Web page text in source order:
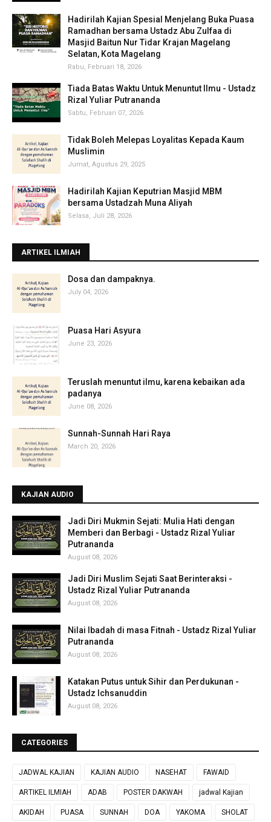
Hadirilah Kajian Spesial Menjelang Buka Puasa
Ramadhan bersama Ustadz Abu Zulfaa di
Masjid Baitun Nur Tidar Krajan Magelang
Selatan, Kota Magelang
Rabu, Februari 18, 2026
Tiada Batas Waktu Untuk Menuntut Ilmu - Ustadz
Rizal Yuliar Putrananda
Sabtu, Februari 07, 2026
Tidak Boleh Melepas Loyalitas Kepada Kaum
Muslimin
Jumat, Agustus 29, 2025
Hadirilah Kajian Keputrian Masjid MBM
bersama Ustadzah Muna Aliyah
Selasa, Juli 28, 2026
ARTIKEL ILMIAH
‎Dosa dan dampaknya.
July 04, 2026
Puasa Hari Asyura
June 23, 2026
Teruslah menuntut ilmu, karena kebaikan ada
padanya
June 08, 2026
Sunnah-Sunnah Hari Raya
March 20, 2026
KAJIAN AUDIO
Jadi Diri Mukmin Sejati: Mulia Hati dengan
Memberi dan Berbagi - Ustadz Rizal Yuliar
Putrananda
August 08, 2026
Jadi Diri Muslim Sejati Saat Berinteraksi -
Ustadz Rizal Yuliar Putrananda
August 08, 2026
Nilai Ibadah di masa Fitnah - Ustadz Rizal Yuliar
Putrananda
August 08, 2026
Katakan Putus untuk Sihir dan Perdukunan -
Ustadz Ichsanuddin
August 08, 2026
CATEGORIES
JADWAL KAJIAN KAJIAN AUDIO NASEHAT FAWAID
ARTIKEL ILMIAH ADAB POSTER DAKWAH jadwal Kajian
AKIDAH PUASA SUNNAH DOA YAKOMA SHOLAT